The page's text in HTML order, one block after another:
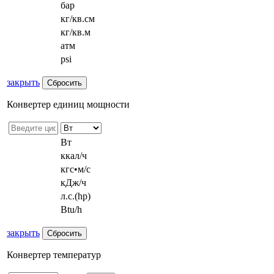
бар
кг/кв.см
кг/кв.м
атм
psi
закрыть
Конвертер единиц мощности
Вт
ккал/ч
кгс•м/с
кДж/ч
л.с.(hp)
Btu/h
закрыть
Конвертер температур